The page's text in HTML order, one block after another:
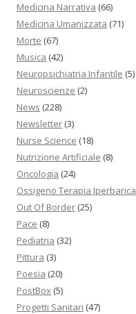
Medicina Narrativa (66)
Medicina Umanizzata (71)
Morte (67)
Musica (42)
Neuropsichiatria Infantile (5)
Neuroscienze (2)
News (228)
Newsletter (3)
Nurse Science (18)
Nutrizione Artificiale (8)
Oncologia (24)
Ossigeno Terapia Iperbarica
Out Of Border (25)
Pace (8)
Pediatria (32)
Pittura (3)
Poesia (20)
PostBox (5)
Progetti Sanitari (47)